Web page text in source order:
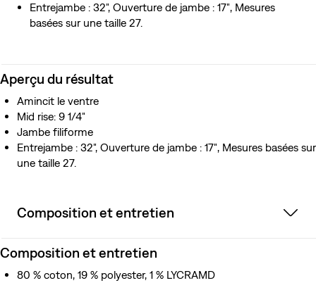
Entrejambe : 32", Ouverture de jambe : 17″, Mesures
basées sur une taille 27.
Aperçu du résultat
Amincit le ventre
Mid rise: 9 1/4"
Jambe filiforme
Entrejambe : 32", Ouverture de jambe : 17″, Mesures basées sur
une taille 27.
Composition et entretien
Composition et entretien
80 % coton, 19 % polyester, 1 % LYCRAMD